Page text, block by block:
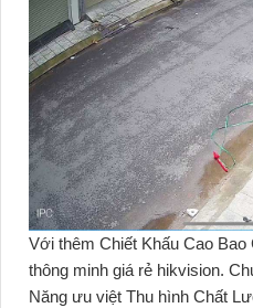
Với thêm Chiết Khấu Cao Bao
thông minh giá rẻ hikvision.
Năng ưu việt Thu hình Chất